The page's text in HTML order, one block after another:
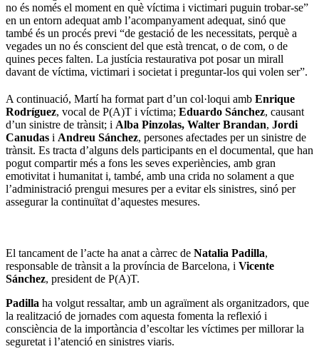
no és només el moment en què víctima i victimari puguin trobar-se”
en un entorn adequat amb l’acompanyament adequat, sinó que
també és un procés previ “de gestació de les necessitats, perquè a
vegades un no és conscient del que està trencat, o de com, o de
quines peces falten. La justícia restaurativa pot posar un mirall
davant de víctima, victimari i societat i preguntar-los qui volen ser”.
A continuació, Martí ha format part d’un col·loqui amb Enrique
Rodríguez, vocal de P(A)T i víctima; Eduardo Sánchez, causant
d’un sinistre de trànsit; i Alba Pinzolas, Walter Brandan, Jordi
Canudas i Andreu Sánchez, persones afectades per un sinistre de
trànsit. Es tracta d’alguns dels participants en el documental, que han
pogut compartir més a fons les seves experiències, amb gran
emotivitat i humanitat i, també, amb una crida no solament a que
l’administració prengui mesures per a evitar els sinistres, sinó per
assegurar la continuïtat d’aquestes mesures.
El tancament de l’acte ha anat a càrrec de Natalia Padilla,
responsable de trànsit a la província de Barcelona, i Vicente
Sánchez, president de P(A)T.
Padilla ha volgut ressaltar, amb un agraïment als organitzadors, que
la realització de jornades com aquesta fomenta la reflexió i
consciència de la importància d’escoltar les víctimes per millorar la
seguretat i l’atenció en sinistres viaris.